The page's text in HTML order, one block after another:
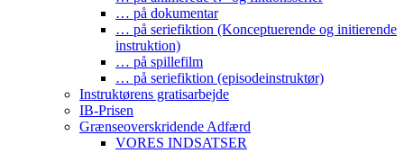
… på dokumentar
… på seriefiktion (Konceptuerende og initierende
instruktion)
… på spillefilm
… på seriefiktion (episodeinstruktør)
Instruktørens gratisarbejde
IB-Prisen
Grænseoverskridende Adfærd
VORES INDSATSER